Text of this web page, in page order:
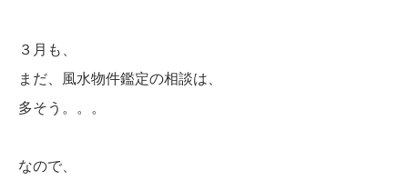
３月も、
まだ、風水物件鑑定の相談は、
多そう。。。
なので、